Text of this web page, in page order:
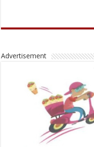
Advertisement